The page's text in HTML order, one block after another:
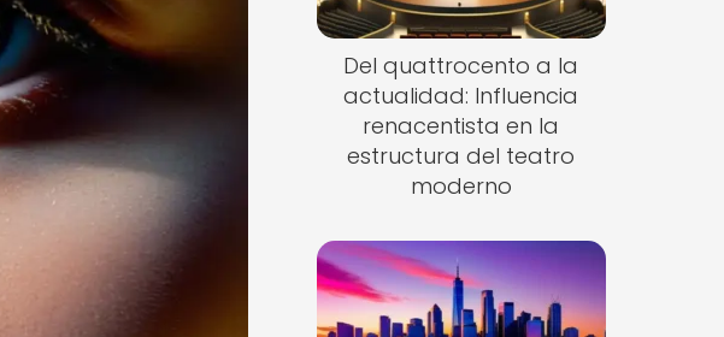
Del quattrocento a la
actualidad: Influencia
renacentista en la
estructura del teatro
moderno